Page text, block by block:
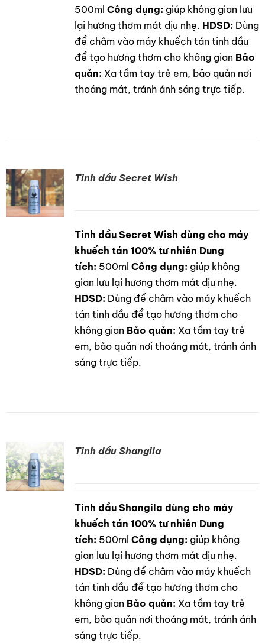
500ml Công dụng: giúp không gian lưu
lại hương thơm mát dịu nhẹ. HDSD: Dùng
để châm vào máy khuếch tán tinh dầu
để tạo hương thơm cho không gian Bảo
quản: Xa tầm tay trẻ em, bảo quản nơi
thoáng mát, tránh ánh sáng trực tiếp.
Tinh dầu Secret Wish
Tinh dầu Secret Wish dùng cho máy
khuếch tán 100% tư nhiên Dung
tích: 500ml Công dụng: giúp không
gian lưu lại hương thơm mát dịu nhẹ.
HDSD: Dùng để châm vào máy khuếch
tán tinh dầu để tạo hương thơm cho
không gian Bảo quản: Xa tầm tay trẻ
em, bảo quản nơi thoáng mát, tránh ánh
sáng trực tiếp.
Tinh dầu Shangila
Tinh dầu Shangila dùng cho máy
khuếch tán 100% tư nhiên Dung
tích: 500ml Công dụng: giúp không
gian lưu lại hương thơm mát dịu nhẹ.
HDSD: Dùng để châm vào máy khuếch
tán tinh dầu để tạo hương thơm cho
không gian Bảo quản: Xa tầm tay trẻ
em, bảo quản nơi thoáng mát, tránh ánh
sáng trực tiếp.